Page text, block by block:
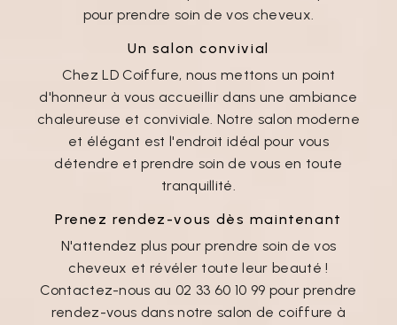
pour prendre soin de vos cheveux.
Un salon convivial
Chez LD Coiffure, nous mettons un point
d'honneur à vous accueillir dans une ambiance
chaleureuse et conviviale. Notre salon moderne
et élégant est l'endroit idéal pour vous
détendre et prendre soin de vous en toute
tranquillité.
Prenez rendez-vous dès maintenant
N'attendez plus pour prendre soin de vos
cheveux et révéler toute leur beauté !
Contactez-nous au 02 33 60 10 99 pour prendre
rendez-vous dans notre salon de coiffure à